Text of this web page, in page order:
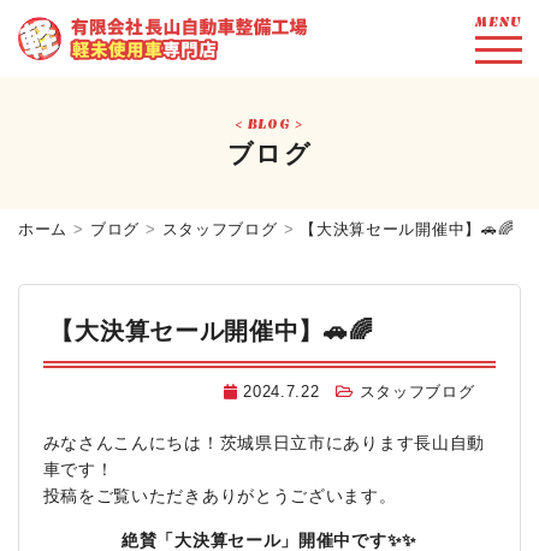
MENU
BLOG
ブログ
ホーム ブログ スタッフブログ 【大決算セール開催中】🚗🌈
【大決算セール開催中】🚗🌈
2024.7.22 スタッフブログ
みなさんこんにちは！茨城県日立市にあります長山自動
車です！
投稿をご覧いただきありがとうございます。
絶賛「大決算セール」開催中です✨✨